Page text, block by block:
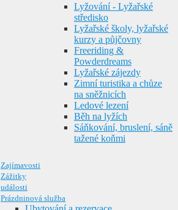
Lyžování - Lyžařské
středisko
Lyžařské školy, lyžařské
kurzy a půjčovny
Freeriding &
Powderdreams
Lyžařské zájezdy
Zimní turistika a chůze
na sněžnicích
Ledové lezení
Běh na lyžích
Sáňkování, bruslení, sáně
tažené koňmi
Zajímavosti
Zážitky
události
Prázdninová služba